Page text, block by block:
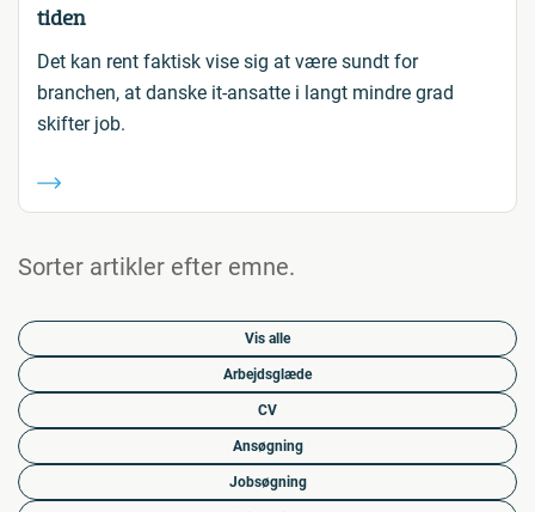
tiden
Det kan rent faktisk vise sig at være sundt for
branchen, at danske it-ansatte i langt mindre grad
skifter job.
Sorter artikler efter emne.
Vis alle
Arbejdsglæde
CV
Ansøgning
Jobsøgning